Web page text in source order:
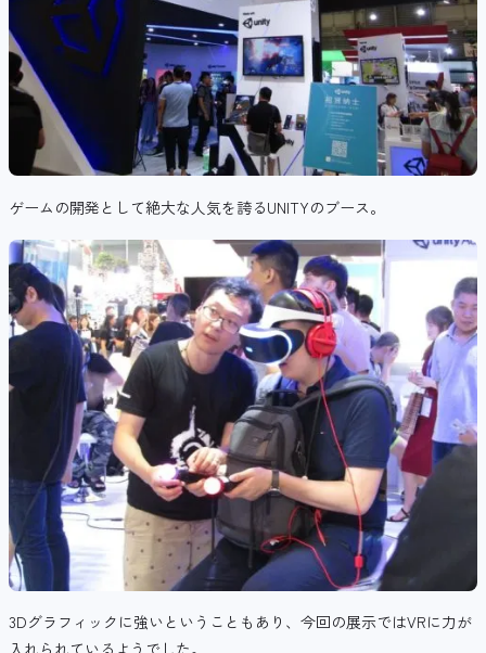
ゲームの開発として絶大な人気を誇るUNITYのブース。
3Dグラフィックに強いということもあり、今回の展示ではVRに力が